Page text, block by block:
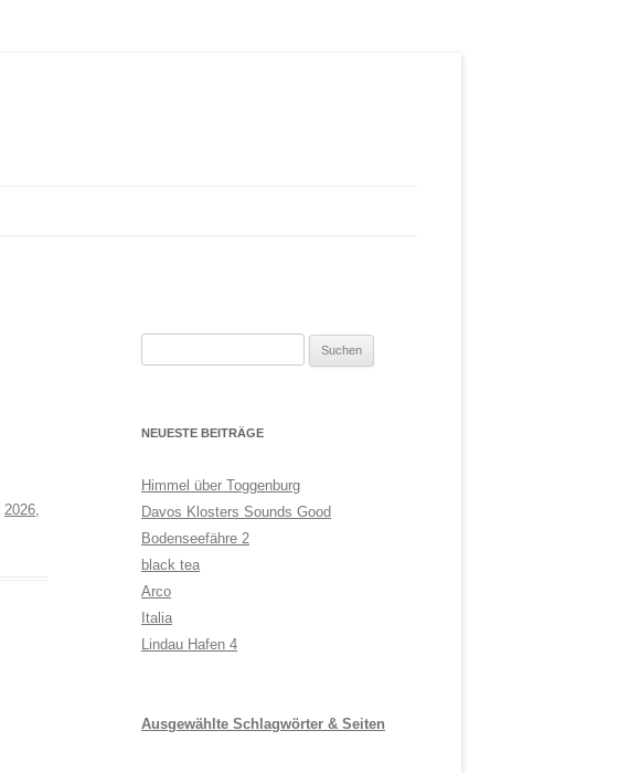
2026,
NEUESTE BEITRÄGE
Himmel über Toggenburg
Davos Klosters Sounds Good
Bodenseefähre 2
black tea
Arco
Italia
Lindau Hafen 4
Ausgewählte Schlagwörter & Seiten